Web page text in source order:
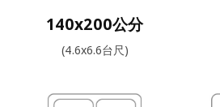
140x200公分
(4.6x6.6台尺)